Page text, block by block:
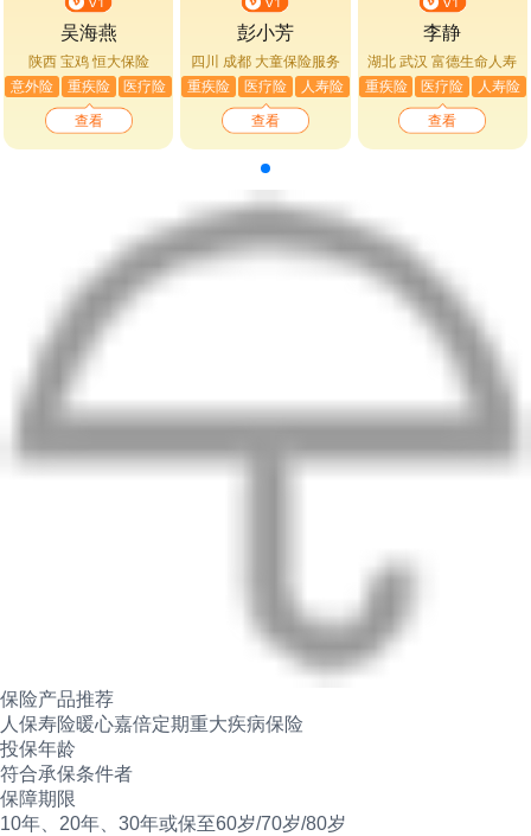
吴海燕
陕西 宝鸡恒大保险
意外险
重疾险 医疗险
查看
彭小芳
四川 成都 大童保险服务
重疾险
医疗险 人寿险
查看
李静
湖北 武汉富德生命人寿
重疾险
医疗险 人寿险
查看
保险产品推荐
人保寿险暖心嘉倍定期重大疾病保险
投保年龄
符合承保条件者
保障期限
10年、20年、30年或保至60岁/70岁/80岁